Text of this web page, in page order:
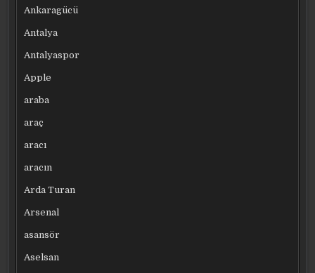
Ankaragücü
Antalya
Antalyaspor
Apple
araba
araç
aracı
aracın
Arda Turan
Arsenal
asansör
Aselsan